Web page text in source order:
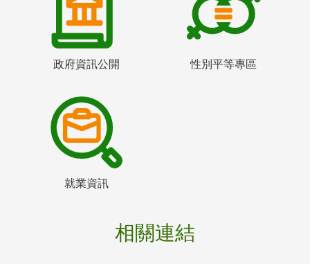
政府資訊公開 性別平等專區
就業資訊
相關連結